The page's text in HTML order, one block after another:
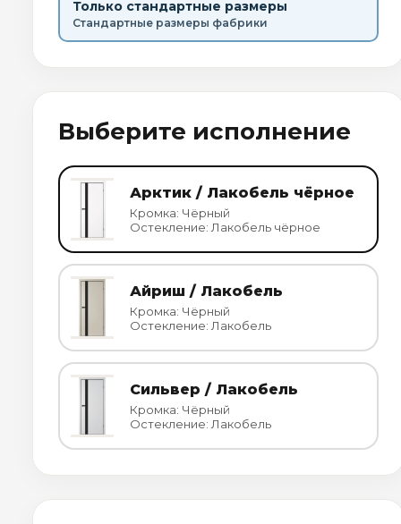
Только стандартные размеры
Стандартные размеры фабрики
Выберите исполнение
Арктик / Лакобель чёрное
Кромка: Чёрный
Остекление: Лакобель чёрное
Айриш / Лакобель
Кромка: Чёрный
Остекление: Лакобель
Сильвер / Лакобель
Кромка: Чёрный
Остекление: Лакобель